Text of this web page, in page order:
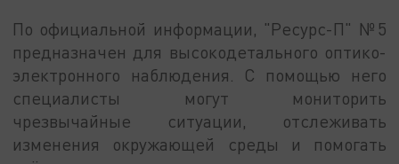
По официальной информации, "Ресурс-П" №5
предназначен для высокодетального оптико-
электронного наблюдения. С помощью него
специалисты могут мониторить
чрезвычайные ситуации, отслеживать
изменения окружающей среды и помогать